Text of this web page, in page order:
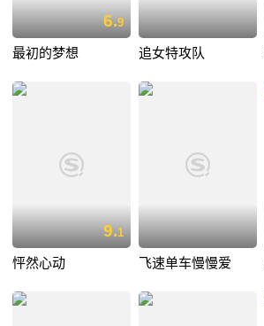
6.9
最初的梦想 追女特攻队
9.1
怦然心动 飞速单车慢慢爱